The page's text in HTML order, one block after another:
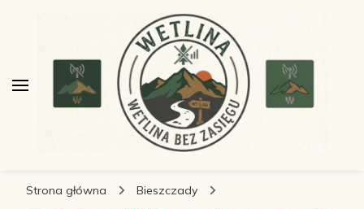
wetlinabezzasiegu.pl
Strona główna
Bieszczady